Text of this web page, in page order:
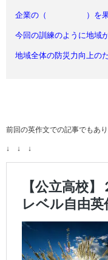
企業の（ ）を果たす
今回の訓練のように地域
地域全体の防災力向上の
前回の英作文での記事でもあり
↓ ↓ ↓